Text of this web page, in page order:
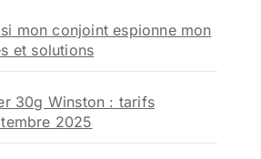
mon conjoint espionne mon
et solutions
30g Winston : tarifs
2025